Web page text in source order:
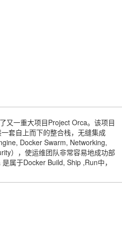
又一重大项目Project Orca。该项目
套自上而下的整合栈，无缝集成
Docker Swarm, Networking,
），使运维团队非常容易地成功部
属于Docker Build, Ship ,Run中，